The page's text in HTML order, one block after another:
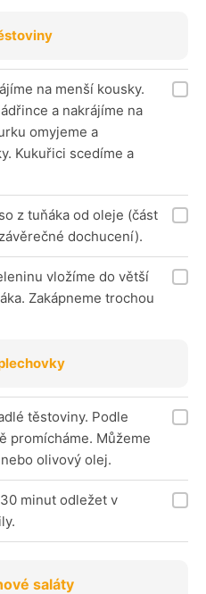
na menší kousky.
a nakrájíme na
omyjeme a
Kukuřici scedíme a
z tuňáka od oleje (část
dochucení).
vložíme do větší
Zakápneme trochou
těstoviny. Podle
promícháme. Můžeme
olivový olej.
minut odležet v
saláty